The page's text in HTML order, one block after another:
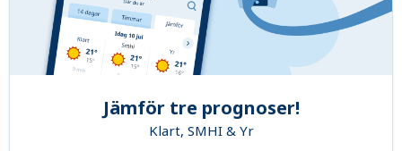
Jämför tre prognoser!
Klart, SMHI & Yr